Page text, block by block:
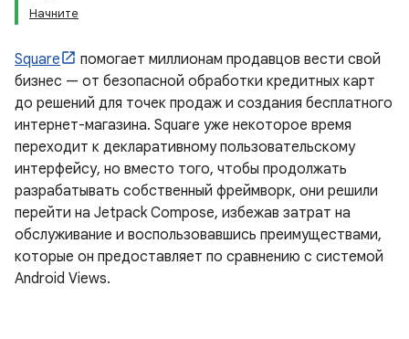
Начните
Square
помогает миллионам продавцов вести свой
бизнес — от безопасной обработки кредитных карт
до решений для точек продаж и создания бесплатного
интернет-магазина. Square уже некоторое время
переходит к декларативному пользовательскому
интерфейсу, но вместо того, чтобы продолжать
разрабатывать собственный фреймворк, они решили
перейти на Jetpack Compose, избежав затрат на
обслуживание и воспользовавшись преимуществами,
которые он предоставляет по сравнению с системой
Android Views.